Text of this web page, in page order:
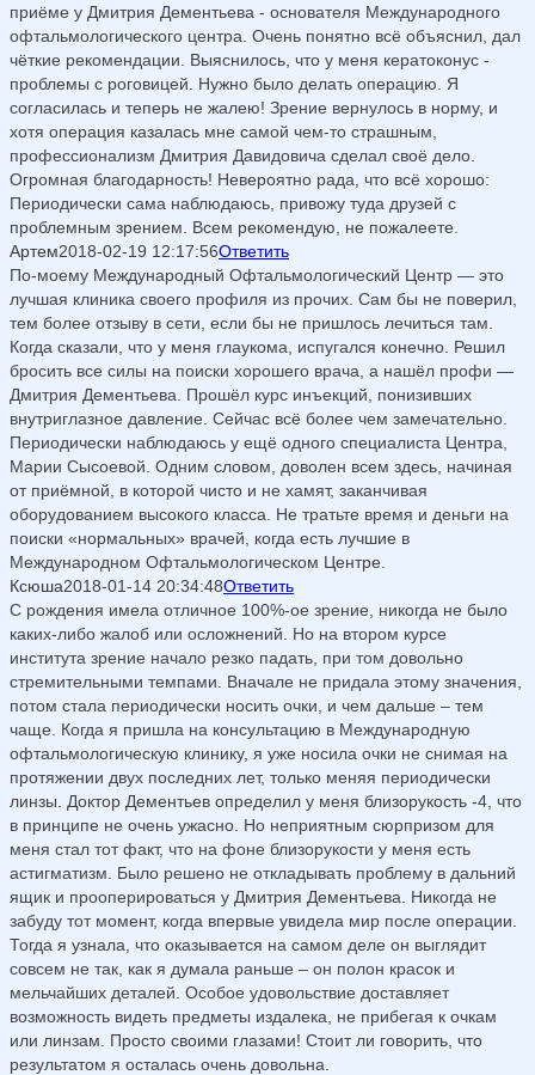
приёме у Дмитрия Дементьева - основателя Международного
офтальмологического центра. Очень понятно всё объяснил, дал
чёткие рекомендации. Выяснилось, что у меня кератоконус -
проблемы с роговицей. Нужно было делать операцию. Я
согласилась и теперь не жалею! Зрение вернулось в норму, и
хотя операция казалась мне самой чем-то страшным,
профессионализм Дмитрия Давидовича сделал своё дело.
Огромная благодарность! Невероятно рада, что всё хорошо:
Периодически сама наблюдаюсь, привожу туда друзей с
проблемным зрением. Всем рекомендую, не пожалеете.
Артем2018-02-19 12:17:56Ответить
По-моему Международный Офтальмологический Центр — это
лучшая клиника своего профиля из прочих. Сам бы не поверил,
тем более отзыву в сети, если бы не пришлось лечиться там.
Когда сказали, что у меня глаукома, испугался конечно. Решил
бросить все силы на поиски хорошего врача, а нашёл профи —
Дмитрия Дементьева. Прошёл курс инъекций, понизивших
внутриглазное давление. Сейчас всё более чем замечательно.
Периодически наблюдаюсь у ещё одного специалиста Центра,
Марии Сысоевой. Одним словом, доволен всем здесь, начиная
от приёмной, в которой чисто и не хамят, заканчивая
оборудованием высокого класса. Не тратьте время и деньги на
поиски «нормальных» врачей, когда есть лучшие в
Международном Офтальмологическом Центре.
Ксюша2018-01-14 20:34:48Ответить
С рождения имела отличное 100%-ое зрение, никогда не было
каких-либо жалоб или осложнений. Но на втором курсе
института зрение начало резко падать, при том довольно
стремительными темпами. Вначале не придала этому значения,
потом стала периодически носить очки, и чем дальше – тем
чаще. Когда я пришла на консультацию в Международную
офтальмологическую клинику, я уже носила очки не снимая на
протяжении двух последних лет, только меняя периодически
линзы. Доктор Дементьев определил у меня близорукость -4, что
в принципе не очень ужасно. Но неприятным сюрпризом для
меня стал тот факт, что на фоне близорукости у меня есть
астигматизм. Было решено не откладывать проблему в дальний
ящик и прооперироваться у Дмитрия Дементьева. Никогда не
забуду тот момент, когда впервые увидела мир после операции.
Тогда я узнала, что оказывается на самом деле он выглядит
совсем не так, как я думала раньше – он полон красок и
мельчайших деталей. Особое удовольствие доставляет
возможность видеть предметы издалека, не прибегая к очкам
или линзам. Просто своими глазами! Стоит ли говорить, что
результатом я осталась очень довольна.